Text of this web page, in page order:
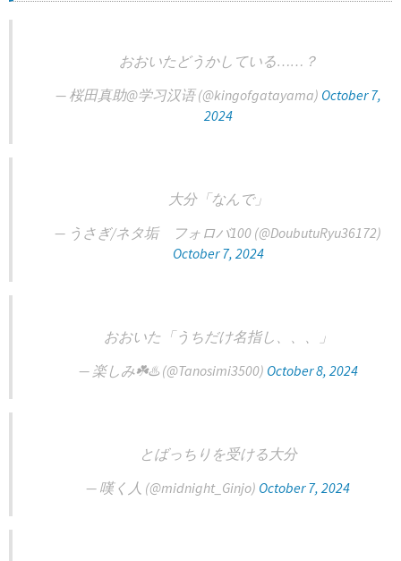
おおいたどうかしている……？
— 桜田真助@学习汉语 (@kingofgatayama) October 7,
2024
大分「なんで」
— うさぎ/ネタ垢 フォロバ100 (@DoubutuRyu36172)
October 7, 2024
おおいた「うちだけ名指し、、、」
— 楽しみ☘️♨️ (@Tanosimi3500) October 8, 2024
とばっちりを受ける大分
— 嘆く人 (@midnight_Ginjo) October 7, 2024